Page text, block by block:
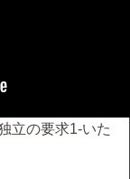
立の要求1-いた